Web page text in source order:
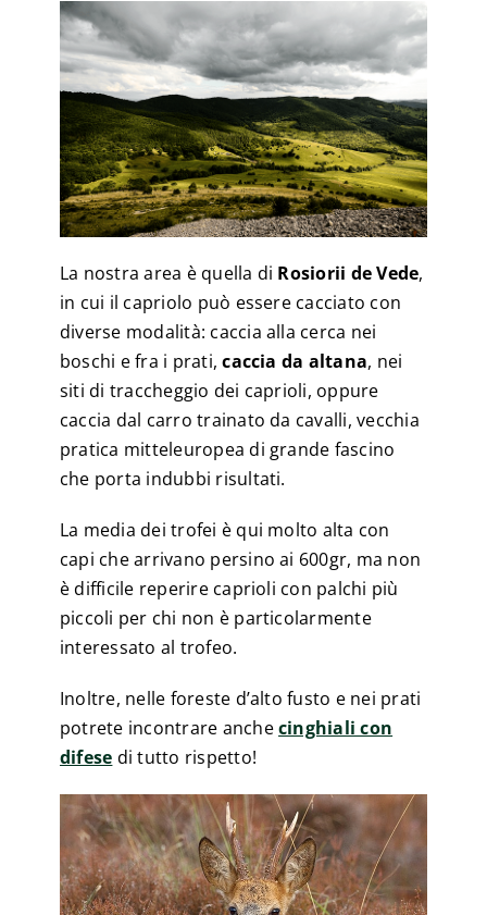
La nostra area è quella di Rosiorii de Vede,
in cui il capriolo può essere cacciato con
diverse modalità: caccia alla cerca nei
boschi e fra i prati,caccia da altana, nei
siti di traccheggio dei caprioli, oppure
caccia dal carro trainato da cavalli, vecchia
pratica mitteleuropea di grande fascino
che porta indubbi risultati.
La media dei trofei è qui molto alta con
capi che arrivano persino ai 600gr, ma non
è difficile reperire caprioli con palchi più
piccoli per chi non è particolarmente
interessato al trofeo.
Inoltre, nelle foreste d’alto fusto e nei prati
potrete incontrare anchecinghiali con
difese di tutto rispetto!